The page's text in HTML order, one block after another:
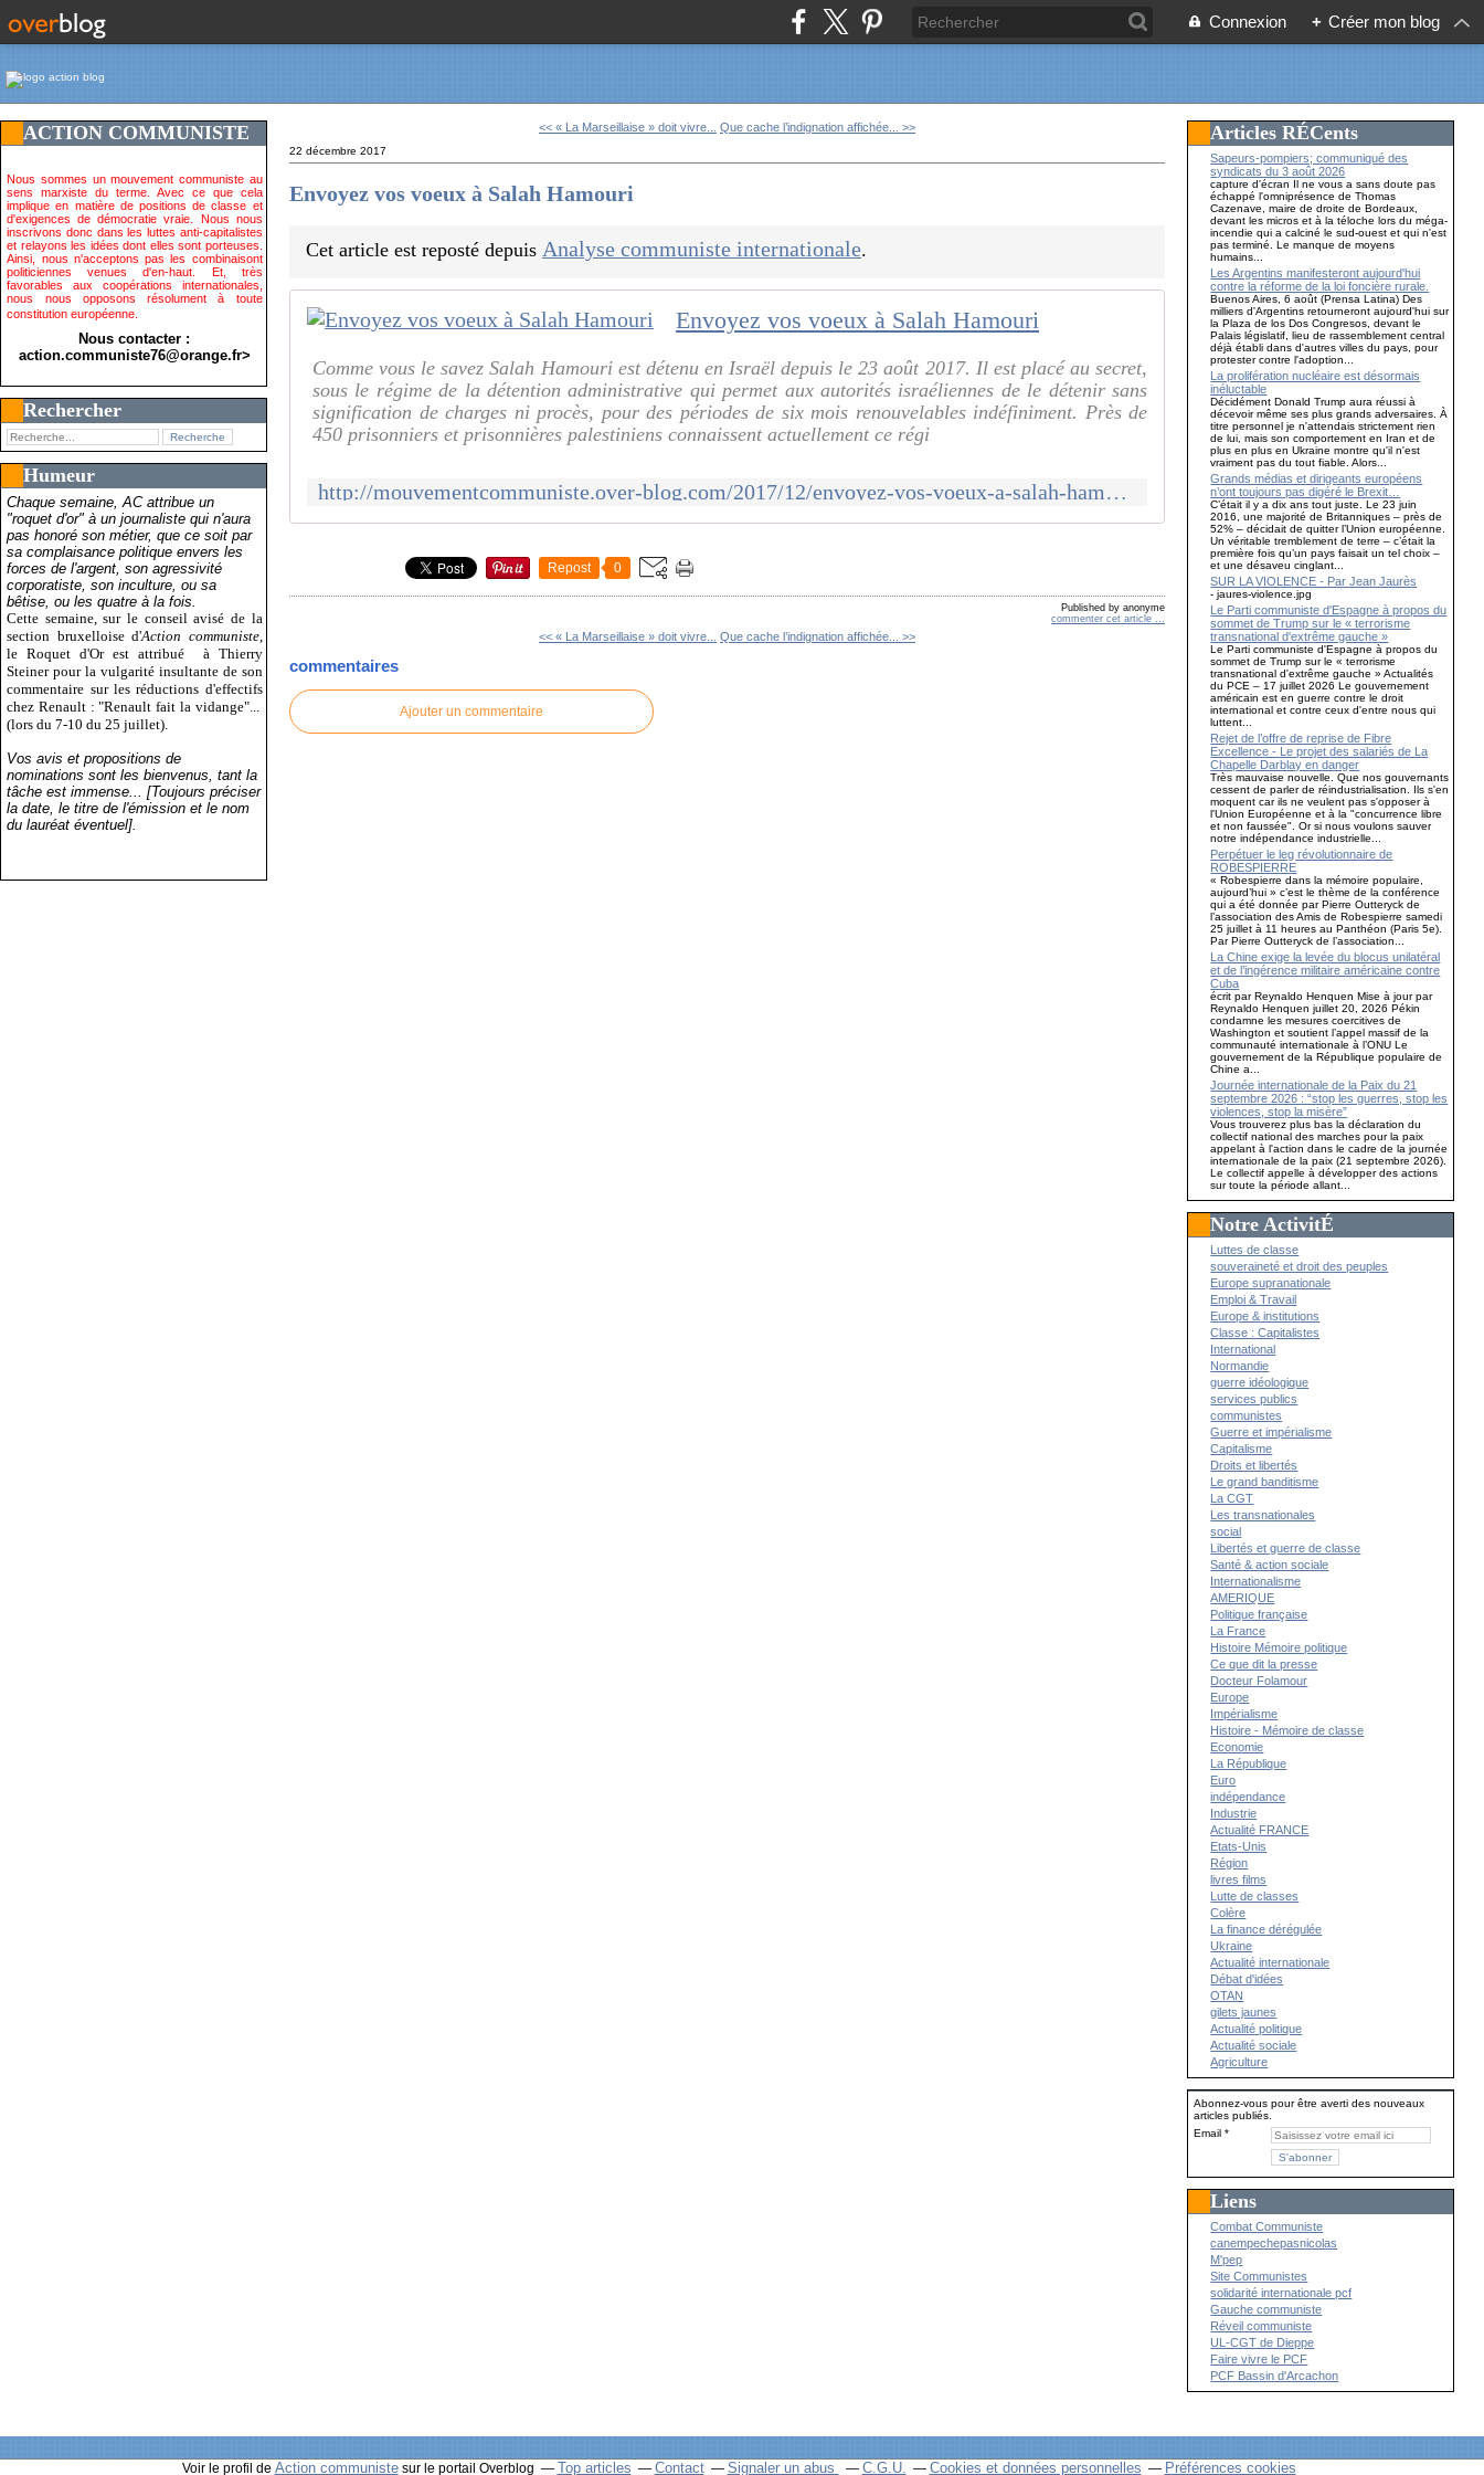
Connexion + Créer mon blog
ACTION COMMUNISTE
Nous sommes un mouvement communiste au
sens marxiste du terme. Avec ce que cela
implique en matière de positions de classe et
d'exigences de démocratie vraie. Nous nous
inscrivons donc dans les luttes anti-capitalistes
et relayons les idées dont elles sont porteuses.
Ainsi, nous n'acceptons pas les combinaisont
politiciennes venues d'en-haut. Et, très
favorables aux coopérations internationales,
nous nous opposons résolument à toute
constitution européenne.
Nous contacter :
action.communiste76@orange.fr>
Rechercher
Humeur
Chaque semaine, AC attribue un
"roquet d'or" à un journaliste qui n'aura
pas honoré son métier, que ce soit par
sa complaisance politique envers les
forces de l'argent, son agressivité
corporatiste, son inculture, ou sa
bêtise, ou les quatre à la fois.
Cette semaine, sur le conseil avisé de la
section bruxelloise d'Action communiste,
le Roquet d'Or est attribué
à Thierry
Steiner pour la vulgarité insultante de son
commentaire sur les réductions d'effectifs
chez Renault : "Renault fait la vidange"...
(lors du 7-10 du 25 juillet).
Vos avis et propositions de
nominations sont les bienvenus, tant la
tâche est immense... [Toujours préciser
la date, le titre de l'émission et le nom
du lauréat éventuel].
<< « La Marseillaise » doit vivre... Que cache l’indignation affichée... >>
22 décembre 2017
Envoyez vos voeux à Salah Hamouri
Cet article est reposté depuisAnalyse communiste internationale.
Envoyez vos voeux à Salah Hamouri
Comme vous le savez Salah Hamouri est détenu en Israël depuis le 23 août 2017. Il est placé au secret,
sous le régime de la détention administrative qui permet aux autorités israéliennes de le détenir sans
signification de charges ni procès, pour des périodes de six mois renouvelables indéfiniment. Près de
450 prisonniers et prisonnières palestiniens connaissent actuellement ce régi
http://mouvementcommuniste.over-blog.com/2017/12/envoyez-vos-voeux-a-salah-hamouri.html
Repost 0
Published by anonyme
commenter cet article …
<< « La Marseillaise » doit vivre... Que cache l’indignation affichée... >>
commentaires
Ajouter un commentaire
Articles RÉCents
Sapeurs-pompiers; communiqué des
syndicats du 3 août 2026
capture d'écran Il ne vous a sans doute pas
échappé l'omniprésence de Thomas
Cazenave, maire de droite de Bordeaux,
devant les micros et à la téloche lors du méga-
incendie qui a calciné le sud-ouest et qui n'est
pas terminé. Le manque de moyens
humains...
Les Argentins manifesteront aujourd'hui
contre la réforme de la loi foncière rurale.
Buenos Aires, 6 août (Prensa Latina) Des
milliers d'Argentins retourneront aujourd'hui sur
la Plaza de los Dos Congresos, devant le
Palais législatif, lieu de rassemblement central
déjà établi dans d'autres villes du pays, pour
protester contre l'adoption...
La prolifération nucléaire est désormais
inéluctable
Décidément Donald Trump aura réussi à
décevoir même ses plus grands adversaires. À
titre personnel je n'attendais strictement rien
de lui, mais son comportement en Iran et de
plus en plus en Ukraine montre qu'il n'est
vraiment pas du tout fiable. Alors...
Grands médias et dirigeants européens
n’ont toujours pas digéré le Brexit…
C’était il y a dix ans tout juste. Le 23 juin
2016, une majorité de Britanniques – près de
52% – décidait de quitter l’Union européenne.
Un véritable tremblement de terre – c’était la
première fois qu’un pays faisait un tel choix –
et une désaveu cinglant...
SUR LA VIOLENCE - Par Jean Jaurès
- jaures-violence.jpg
Le Parti communiste d'Espagne à propos du
sommet de Trump sur le « terrorisme
transnational d'extrême gauche »
Le Parti communiste d'Espagne à propos du
sommet de Trump sur le « terrorisme
transnational d'extrême gauche » Actualités
du PCE – 17 juillet 2026 Le gouvernement
américain est en guerre contre le droit
international et contre ceux d'entre nous qui
luttent...
Rejet de l’offre de reprise de Fibre
Excellence - Le projet des salariés de La
Chapelle Darblay en danger
Très mauvaise nouvelle. Que nos gouvernants
cessent de parler de réindustrialisation. Ils s'en
moquent car ils ne veulent pas s'opposer à
l'Union Européenne et à la "concurrence libre
et non faussée". Or si nous voulons sauver
notre indépendance industrielle...
Perpétuer le leg révolutionnaire de
ROBESPIERRE
« Robespierre dans la mémoire populaire,
aujourd’hui » c’est le thème de la conférence
qui a été donnée par Pierre Outteryck de
l’association des Amis de Robespierre samedi
25 juillet à 11 heures au Panthéon (Paris 5e).
Par Pierre Outteryck de l’association...
La Chine exige la levée du blocus unilatéral
et de l’ingérence militaire américaine contre
Cuba
écrit par Reynaldo Henquen Mise à jour par
Reynaldo Henquen juillet 20, 2026 Pékin
condamne les mesures coercitives de
Washington et soutient l’appel massif de la
communauté internationale à l’ONU Le
gouvernement de la République populaire de
Chine a...
Journée internationale de la Paix du 21
septembre 2026 : “stop les guerres, stop les
violences, stop la misère”
Vous trouverez plus bas la déclaration du
collectif national des marches pour la paix
appelant à l'action dans le cadre de la journée
internationale de la paix (21 septembre 2026).
Le collectif appelle à développer des actions
sur toute la période allant...
Notre ActivitÉ
Luttes de classe
souveraineté et droit des peuples
Europe supranationale
Emploi & Travail
Europe & institutions
Classe : Capitalistes
International
Normandie
guerre idéologique
services publics
communistes
Guerre et impérialisme
Capitalisme
Droits et libertés
Le grand banditisme
La CGT
Les transnationales
social
Libertés et guerre de classe
Santé & action sociale
Internationalisme
AMERIQUE
Politique française
La France
Histoire Mémoire politique
Ce que dit la presse
Docteur Folamour
Europe
Impérialisme
Histoire - Mémoire de classe
Economie
La République
Euro
indépendance
Industrie
Actualité FRANCE
Etats-Unis
Région
livres films
Lutte de classes
Colère
La finance dérégulée
Ukraine
Actualité internationale
Débat d'idées
OTAN
gilets jaunes
Actualité politique
Actualité sociale
Agriculture
Abonnez-vous pour être averti des nouveaux
articles publiés.
Email
Liens
Combat Communiste
canempechepasnicolas
M'pep
Site Communistes
solidarité internationale pcf
Gauche communiste
Réveil communiste
UL-CGT de Dieppe
Faire vivre le PCF
PCF Bassin d'Arcachon
Voir le profil de Action communistesur le portail Overblog Top articles Contact Signaler un abus C.G.U. Cookies et données personnelles Préférences cookies